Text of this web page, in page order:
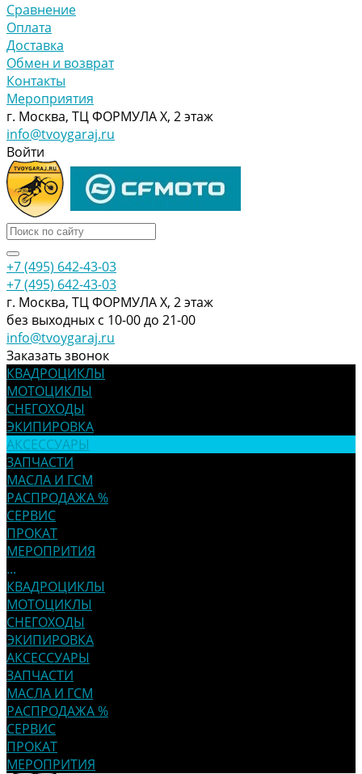
Сравнение
Оплата
Доставка
Обмен и возврат
Контакты
Мероприятия
г. Москва, ТЦ ФОРМУЛА Х, 2 этаж
info@tvoygaraj.ru
Войти
+7 (495) 642-43-03
+7 (495) 642-43-03
г. Москва, ТЦ ФОРМУЛА Х, 2 этаж
без выходных с 10-00 до 21-00
info@tvoygaraj.ru
Заказать звонок
КВАДРОЦИКЛЫ
МОТОЦИКЛЫ
СНЕГОХОДЫ
ЭКИПИРОВКА
АКСЕССУАРЫ
ЗАПЧАСТИ
МАСЛА И ГСМ
РАСПРОДАЖА %
СЕРВИС
ПРОКАТ
МЕРОПРИТИЯ
...
КВАДРОЦИКЛЫ
МОТОЦИКЛЫ
СНЕГОХОДЫ
ЭКИПИРОВКА
АКСЕССУАРЫ
ЗАПЧАСТИ
МАСЛА И ГСМ
РАСПРОДАЖА %
СЕРВИС
ПРОКАТ
МЕРОПРИТИЯ